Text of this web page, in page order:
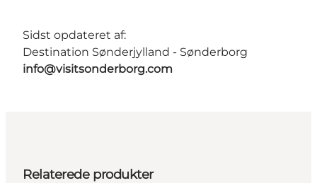
Sidst opdateret af:
Destination Sønderjylland - Sønderborg
info@visitsonderborg.com
Relaterede produkter